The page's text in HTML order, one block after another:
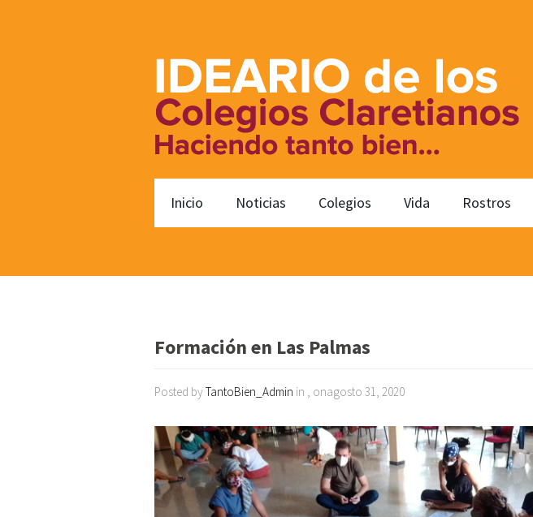
Inicio Noticias Colegios Vida Rostros
Formación en Las Palmas
Posted by TantoBien_Admin in , onagosto 31, 2020